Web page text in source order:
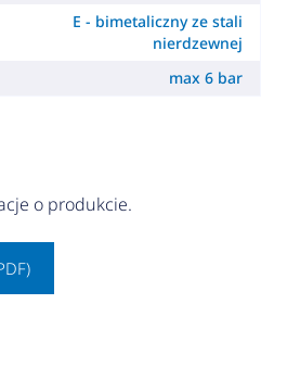
E - bimetaliczny ze stali
nierdzewnej
max 6 bar
o produkcie.